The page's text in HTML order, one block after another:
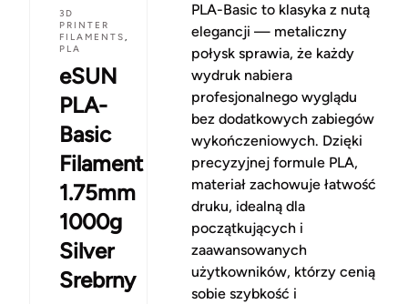
3D
PRINTER
FILAMENTS,
PLA
eSUN
PLA-
Basic
Filament
1.75mm
1000g
Silver
Srebrny
PLA-Basic to klasyka z nutą
elegancji — metaliczny
połysk sprawia, że każdy
wydruk nabiera
profesjonalnego wyglądu
bez dodatkowych zabiegów
wykończeniowych. Dzięki
precyzyjnej formule PLA,
materiał zachowuje łatwość
druku, idealną dla
początkujących i
zaawansowanych
użytkowników, którzy cenią
sobie szybkość i